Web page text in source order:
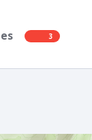
3
atteindre la
bois jusqu’à